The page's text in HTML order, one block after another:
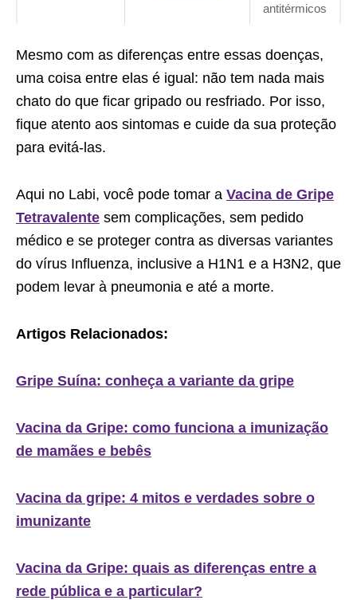
antitérmicos
Mesmo com as diferenças entre essas doenças,
uma coisa entre elas é igual: não tem nada mais
chato do que ficar gripado ou resfriado. Por isso,
fique atento aos sintomas e cuide da sua proteção
para evitá-las.
Aqui no Labi, você pode tomar a Vacina de Gripe
Tetravalente sem complicações, sem pedido
médico e se proteger contra as diversas variantes
do vírus Influenza, inclusive a H1N1 e a H3N2, que
podem levar à pneumonia e até a morte.
Artigos Relacionados:
Gripe Suína: conheça a variante da gripe
Vacina da Gripe: como funciona a imunização
de mamães e bebês
Vacina da gripe: 4 mitos e verdades sobre o
imunizante
Vacina da Gripe: quais as diferenças entre a
rede pública e a particular?